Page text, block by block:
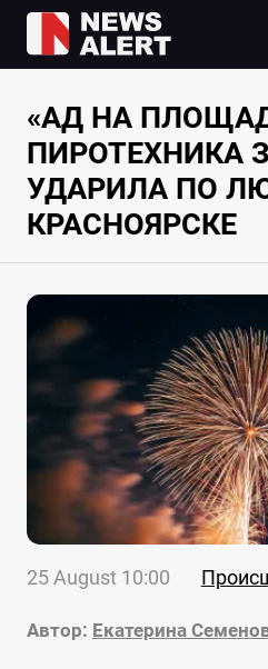
«АД НА
ПИРОТЕХНИКА
УДАРИЛА ПО
КРАСНОЯРСКЕ
25 August 10:00
Автор: Екатерина